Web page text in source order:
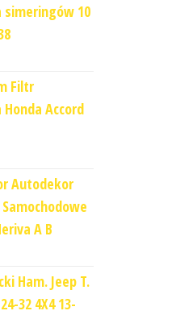
simeringów 10
Filtr
Accord
Autodekor
A B
Ham. Jeep T.
32 4X4 13-